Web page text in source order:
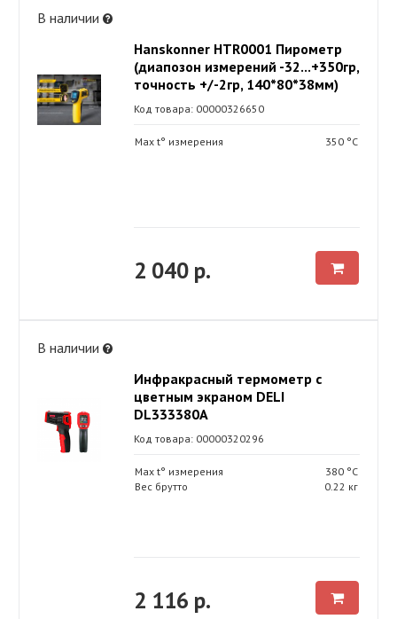
В наличии
Hanskonner HTR0001 Пирометр
(диапозон измерений -32...+350гр,
точность +/-2гр, 140*80*38мм)
Код товара: 00000326650
Max t° измерения 350 °С
2 040 р.
В наличии
Инфракрасный термометр с
цветным экраном DELI
DL333380A
Код товара: 00000320296
Max t° измерения
380 °С
Вес брутто
0.22 кг
2 116 р.